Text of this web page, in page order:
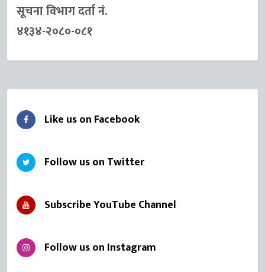
सूचना विभाग दर्ता नं.
४१३४-२०८०-०८१
Like us on Facebook
Follow us on Twitter
Subscribe YouTube Channel
Follow us on Instagram